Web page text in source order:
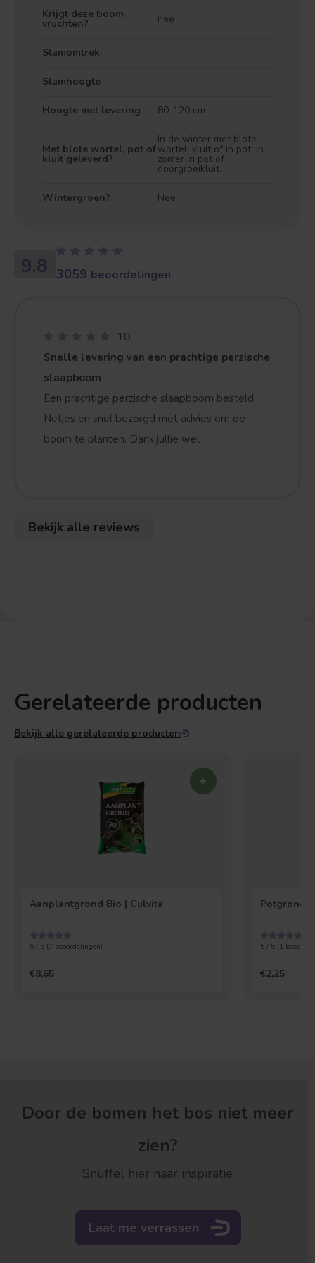
Krijgt deze boom
vruchten? nee
Stamomtrek
Stamhoogte
Hoogte met levering 80-120 cm
Met blote wortel, pot of
kluit geleverd?
In de winter met blote
wortel, kluit of in pot. In
zomer in pot of
doorgroeikluit.
Wintergroen? Nee
9.8 3059 beoordelingen
10
Snelle levering van een prachtige perzische
slaapboom
Een prachtige perzische slaapboom besteld.
Netjes en snel bezorgd met advies om de
boom te planten. Dank jullie wel
Bekijk alle reviews
Gerelateerde producten
Bekijk alle gerelateerde producten
Aanplantgrond Bio | Culvita
5 / 5 (7 beoordelingen)
€8,65
Potgrond
5 / 5 (1
€2,25
Door de bomen het bos niet meer
zien?
Snuffel hier naar inspiratie
Laat me verrassen